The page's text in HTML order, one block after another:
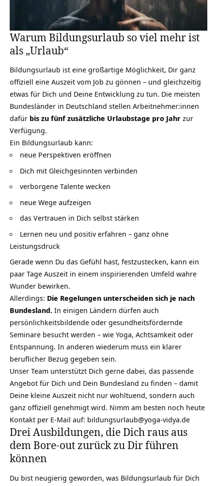
Warum Bildungsurlaub so viel mehr ist
als „Urlaub“
Bildungsurlaub ist eine großartige Möglichkeit, Dir ganz
offiziell eine Auszeit vom Job zu gönnen – und gleichzeitig
etwas für Dich und Deine Entwicklung zu tun. Die meisten
Bundesländer in Deutschland stellen Arbeitnehmer:innen
dafür bis zu fünf zusätzliche Urlaubstage pro Jahr zur
Verfügung.
Ein Bildungsurlaub kann:
neue Perspektiven eröffnen
Dich mit Gleichgesinnten verbinden
verborgene Talente wecken
neue Wege aufzeigen
das Vertrauen in Dich selbst stärken
Lernen neu und positiv erfahren – ganz ohne
Leistungsdruck
Gerade wenn Du das Gefühl hast, festzustecken, kann ein
paar Tage Auszeit in einem inspirierenden Umfeld wahre
Wunder bewirken.
Allerdings: Die Regelungen unterscheiden sich je nach
Bundesland. In einigen Ländern dürfen auch
persönlichkeitsbildende oder gesundheitsfördernde
Seminare besucht werden – wie Yoga, Achtsamkeit oder
Entspannung. In anderen wiederum muss ein klarer
beruflicher Bezug gegeben sein.
Unser Team unterstützt Dich gerne dabei, das passende
Angebot für Dich und Dein Bundesland zu finden – damit
Deine kleine Auszeit nicht nur wohltuend, sondern auch
ganz offiziell genehmigt wird. Nimm am besten noch heute
Kontakt per E-Mail auf: bildungsurlaub@yoga-vidya.de
Drei Ausbildungen, die Dich raus aus
dem Bore-out zurück zu Dir führen
können
Du bist neugierig geworden, was Bildungsurlaub für Dich